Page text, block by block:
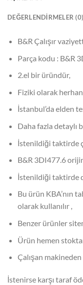
DEĞERLENDIRMELER (0)
B&R Çalışır
Parça kodu : B&R
2.el bir üründür,
Fiziki olarak
İstanbul’da elden
Daha fazla detaylı
İstenildiği taktirde
B&R 3DI477.6
İstenildiği taktirde
Bu ürün KBA’nın
olarak kullanılır ,
Benzer ürünler
Ürün hemen
Çalışan
İstenirse karşı taraf